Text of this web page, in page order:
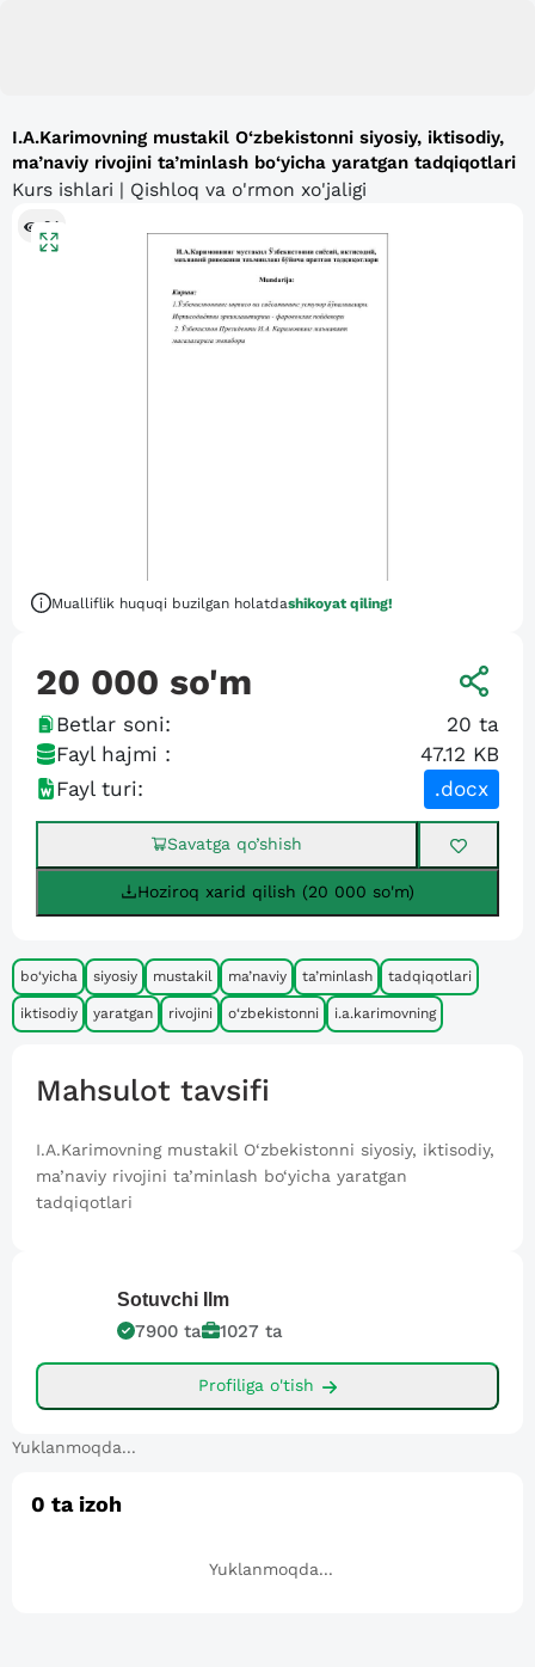
I.A.Karimovning mustakil O‘zbekistonni siyosiy, iktisodiy,
ma’naviy rivojini ta’minlash bo‘yicha yaratgan tadqiqotlari
Kurs ishlari | Qishloq va o'rmon xo'jaligi
84
Mualliflik huquqi buzilgan holatdashikoyat qiling!
20 000 so'm
Betlar soni: 20 ta
Fayl hajmi :
47.12 KB
Fayl turi:
.docx
Savatga qo’shish
Hoziroq xarid qilish (20 000 so'm)
bo‘yicha siyosiy mustakil ma’naviy ta’minlash tadqiqotlari
iktisodiy yaratgan rivojini o‘zbekistonni i.a.karimovning
Mahsulot tavsifi
I.A.Karimovning mustakil O‘zbekistonni siyosiy, iktisodiy,
ma’naviy rivojini ta’minlash bo‘yicha yaratgan
tadqiqotlari
Sotuvchi Ilm
7900 ta 1027 ta
Profiliga o'tish
Yuklanmoqda...
0 ta izoh
Yuklanmoqda...